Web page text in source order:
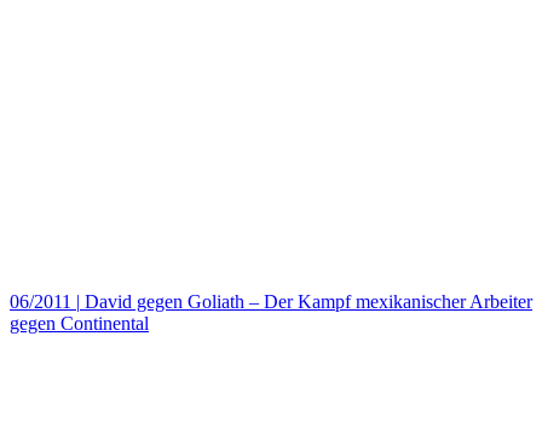
06/2011 | David gegen Goliath – Der Kampf mexikanischer Arbeiter
gegen Continental